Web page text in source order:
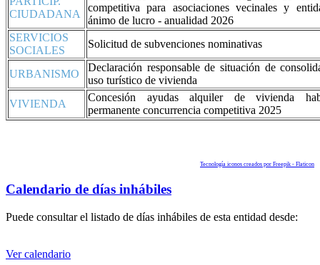
CIUDADANA
competitiva para asociaciones vecinales y
ánimo de lucro - anualidad 2026
SERVICIOS
SOCIALES
Solicitud de subvenciones nominativas
URBANISMO
Declaración responsable de situación de
uso turístico de vivienda
VIVIENDA
Concesión ayudas alquiler de vivienda
permanente concurrencia competitiva 2025
Tecnología iconos creados por Freepik - Flaticon
Calendario de días inhábiles
Puede consultar el listado de días inhábiles de esta entidad desde:
Ver calendario